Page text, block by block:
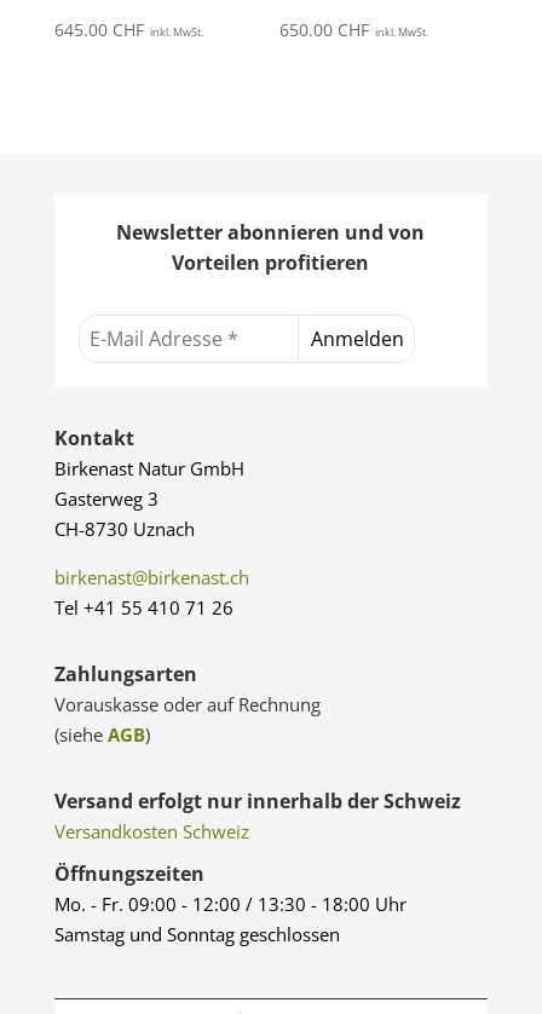
645.00 CHF inkl. MwSt. 650.00 CHF inkl. MwSt.
Newsletter abonnieren und von
Vorteilen profitieren
Kontakt
Birkenast Natur GmbH
Gasterweg 3
CH-8730 Uznach
birkenast@birkenast.ch
Tel +41 55 410 71 26
Zahlungsarten
Vorauskasse oder auf Rechnung
(siehe AGB)
Versand erfolgt nur innerhalb der Schweiz
Versandkosten Schweiz
Öffnungszeiten
Mo. - Fr. 09:00 - 12:00 / 13:30 - 18:00 Uhr
Samstag und Sonntag geschlossen